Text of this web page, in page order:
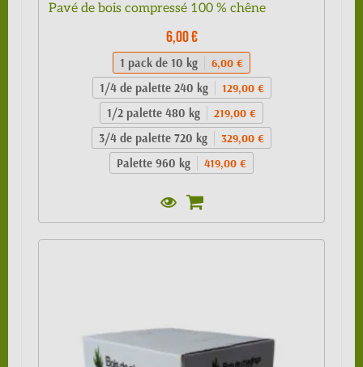
Pavé de bois compressé 100 % chêne
6,00 €
1 pack de 10 kg 6,00 €
1/4 de palette 240 kg 129,00 €
1/2 palette 480 kg 219,00 €
3/4 de palette 720 kg 329,00 €
Palette 960 kg 419,00 €